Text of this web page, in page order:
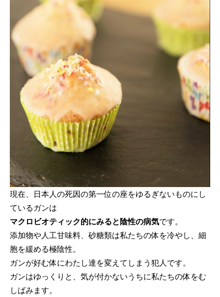
現在、日本人の死因の第一位の座をゆるぎないものにし
ているガンは
マクロビオティック的にみると陰性の病気です。
添加物や人工甘味料、砂糖類は私たちの体を冷やし、細
胞を緩める極陰性。
ガンが好む体にわたし達を変えてしまう犯人です。
ガンはゆっくりと、気が付かないうちに私たちの体をむ
しばみます。